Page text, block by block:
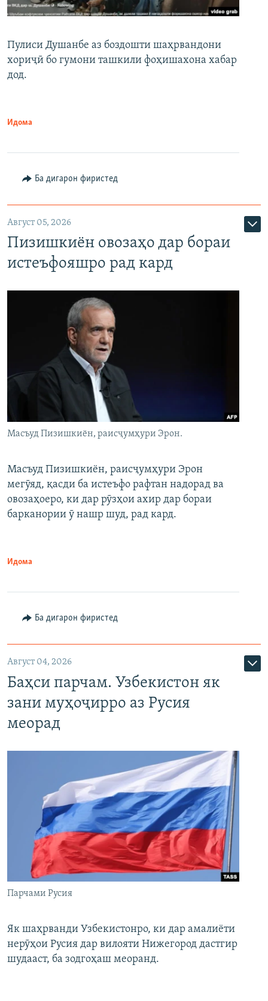
Пулиси Душанбе аз боздошти шаҳрвандони
хориҷӣ бо гумони ташкили фоҳишахона хабар
дод.
Идома
Ба дигарон фиристед
Август 05, 2026
Пизишкиён овозаҳо дар бораи
истеъфояшро рад кард
Масъуд Пизишкиён, раисҷумҳури Эрон.
Масъуд Пизишкиён, раисҷумҳури Эрон
мегӯяд, қасди ба истеъфо рафтан надорад ва
овозаҳоеро, ки дар рӯзҳои ахир дар бораи
барканории ӯ нашр шуд, рад кард.
Идома
Ба дигарон фиристед
Август 04, 2026
Баҳси парчам. Узбекистон як
зани муҳоҷирро аз Русия
меорад
Парчами Русия
Як шаҳрванди Узбекистонро, ки дар амалиёти
нерӯҳои Русия дар вилояти Нижегород дастгир
шудааст, ба зодгоҳаш меоранд.